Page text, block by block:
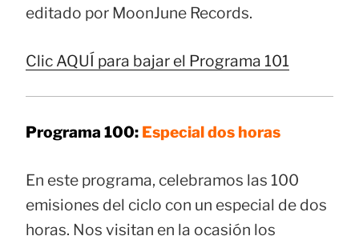
editado por MoonJune Records.
Clic AQUÍ para bajar el Programa 101
Programa 100: Especial dos horas
En este programa, celebramos las 100
emisiones del ciclo con un especial de dos
horas. Nos visitan en la ocasión los